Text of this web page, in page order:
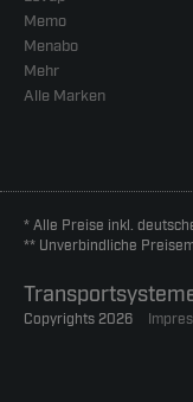
Memo
Menabo
Mehr
Alle Marken
* Alle Preise inkl.
** Unverbindliche
Copyrights 2026